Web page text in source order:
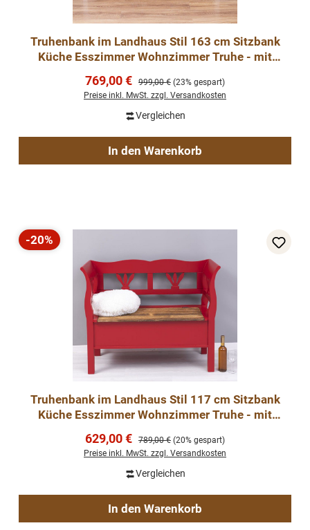
Truhenbank im Landhaus Stil 163 cm Sitzbank
Küche Esszimmer Wohnzimmer Truhe - mit
Verkaufspreis:
769,00 € Regulärer Preis:
999,00 € (23% gespart)
Preise inkl. MwSt. zzgl. Versandkosten
Vergleichen
In den Warenkorb
Rabatt
-20%
Truhenbank im Landhaus Stil 117 cm Sitzbank
Küche Esszimmer Wohnzimmer Truhe - mit
Verkaufspreis:
629,00 € Regulärer Preis:
789,00 € (20% gespart)
Preise inkl. MwSt. zzgl. Versandkosten
Vergleichen
In den Warenkorb